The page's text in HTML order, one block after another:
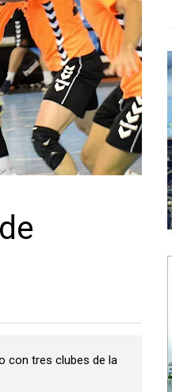
con tres clubes de la